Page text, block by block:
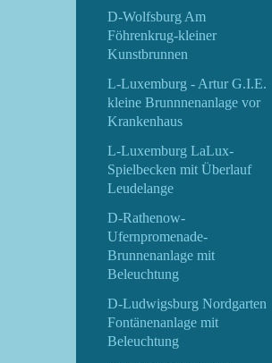
D-Wolfsburg Am
Föhrenkrug-kleiner
Kunstbrunnen
L-Luxemburg - Artur G.I.E.
kleine Brunnnenanlage vor
Krankenhaus
L-Luxemburg LaLux-
Spielbecken mit Überlauf
Leudelange
D-Rathenow-
Ufernpromenade-
Brunnenanlage mit
Beleuchtung
D-Ludwigsburg Nordgarten
Fontänenanlage mit
Beleuchtung